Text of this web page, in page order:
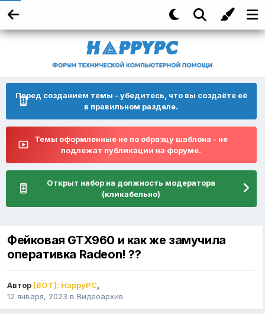
Перед созданием темы - убедитесь, что вы создаёте её
в правильном разделе.
Темы оформленные не по образцу шаблона - не
подлежат публикации на форуме.
Открыт набор на должность модератора
(кликабельно)
Фейковая GTX960 и как же замучила
оперативка Radeon! ??
Автор [BOT]: HappyPC,
12 января, 2023 в Видеоархив